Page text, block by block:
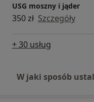
USG moszny i jąder
350 zł Szczegóły
+ 30 usług
W jaki sposób